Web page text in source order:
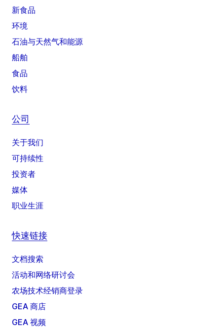
新食品
环境
石油与天然气和能源
船舶
食品
饮料
公司
关于我们
可持续性
投资者
媒体
职业生涯
快速链接
文档搜索
活动和网络研讨会
农场技术经销商登录
GEA 商店
GEA 视频